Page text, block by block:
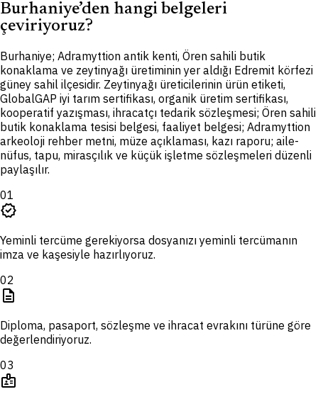
Burhaniye’den hangi belgeleri
çeviriyoruz?
Burhaniye; Adramyttion antik kenti, Ören sahili butik
konaklama ve zeytinyağı üretiminin yer aldığı Edremit körfezi
güney sahil ilçesidir. Zeytinyağı üreticilerinin ürün etiketi,
GlobalGAP iyi tarım sertifikası, organik üretim sertifikası,
kooperatif yazışması, ihracatçı tedarik sözleşmesi; Ören sahili
butik konaklama tesisi belgesi, faaliyet belgesi; Adramyttion
arkeoloji rehber metni, müze açıklaması, kazı raporu; aile-
nüfus, tapu, mirasçılık ve küçük işletme sözleşmeleri düzenli
paylaşılır.
01
verified
Yeminli tercüme gerekiyorsa dosyanızı yeminli tercümanın
imza ve kaşesiyle hazırlıyoruz.
02
description
Diploma, pasaport, sözleşme ve ihracat evrakını türüne göre
değerlendiriyoruz.
03
badge